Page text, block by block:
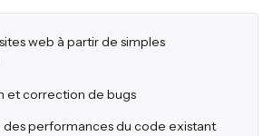
web à partir de simples
et correction de bugs
des performances du code existant